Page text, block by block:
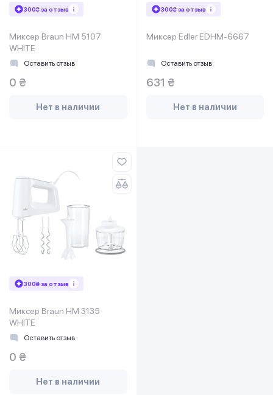
300₴ за отзыв
Миксер Braun HM 5107
WHITE
Оставить отзыв
0 ₴
Нет в наличии
300₴ за отзыв
Миксер Edler EDHM-6667
Оставить отзыв
631 ₴
Нет в наличии
300₴ за отзыв
Миксер Braun HM 3135
WHITE
Оставить отзыв
0 ₴
Нет в наличии